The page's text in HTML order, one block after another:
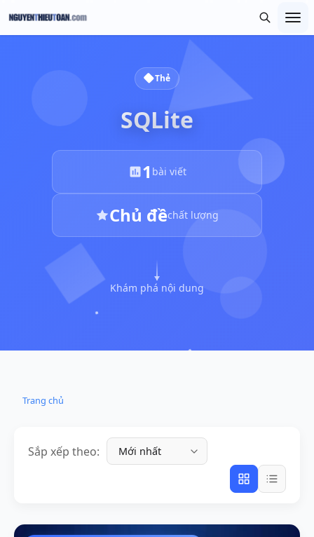
Thẻ
SQLite
1 bài viết
Chủ đềchất lượng
Khám phá nội dung
Trang chủ
Sắp xếp theo: